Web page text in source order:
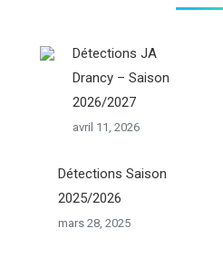
Détections JA
Drancy – Saison
2026/2027
avril 11, 2026
Détections Saison
2025/2026
mars 28, 2025